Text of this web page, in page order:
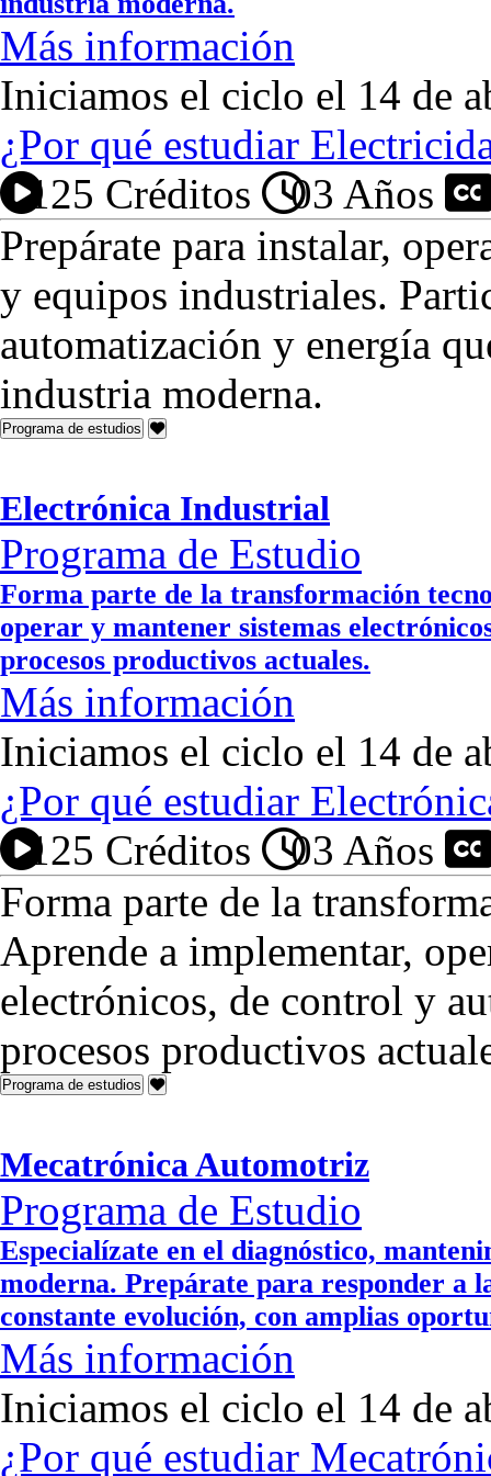
Más información
Iniciamos el ciclo el 14 de
¿Por qué estudiar
125 Créditos
03 Años
Prepárate para instalar,
y equipos industriales.
automatización y energía
industria moderna.
Programa de estudios
Electrónica Industrial
Programa de Estudio
Forma parte de la transformación
operar y mantener sistemas
procesos productivos actuales.
Más información
Iniciamos el ciclo el 14 de
¿Por qué estudiar
125 Créditos
03 Años
Forma parte de la
Aprende a implementar,
electrónicos, de control y
procesos productivos
Programa de estudios
Mecatrónica Automotriz
Programa de Estudio
Especialízate en el diagnóstico,
moderna. Prepárate para responder a
constante evolución, con amplias
Más información
Iniciamos el ciclo el 14 de
¿Por qué estudiar